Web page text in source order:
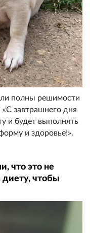
полны решимости
завтрашнего дня
и будет выполнять
и здоровье!».
что это не
чтобы